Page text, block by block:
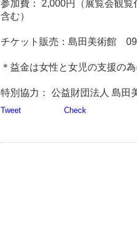
参加費： 2,000円（展覧会観
含む）
チケット販売：島田美術館
＊益金は女性と女児の支援の
特別協力： 公益財団法人 島田
Tweet Check